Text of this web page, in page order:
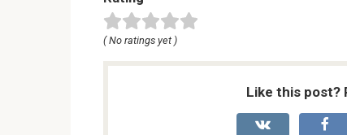
( No ratings yet )
Like this post?